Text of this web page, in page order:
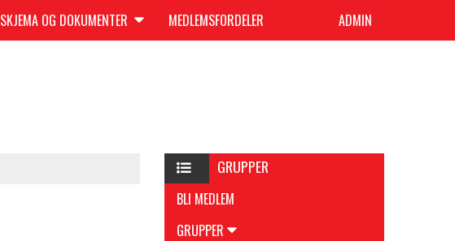
SKJEMA OG DOKUMENTER MEDLEMSFORDELER ADMIN
GRUPPER
BLI MEDLEM
GRUPPER